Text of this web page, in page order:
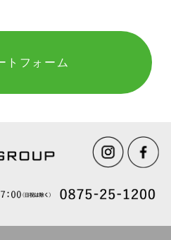
トフォーム